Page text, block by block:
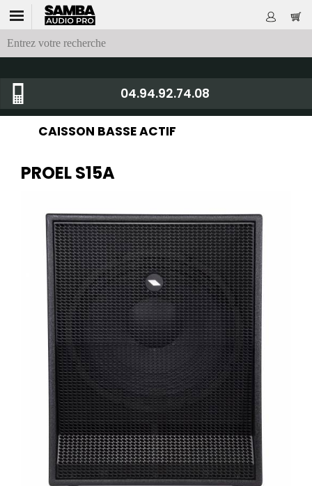
04.94.92.74.08
CAISSON BASSE ACTIF
PROEL S15A